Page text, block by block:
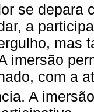
se depara
a
mas
imersão
com a
A